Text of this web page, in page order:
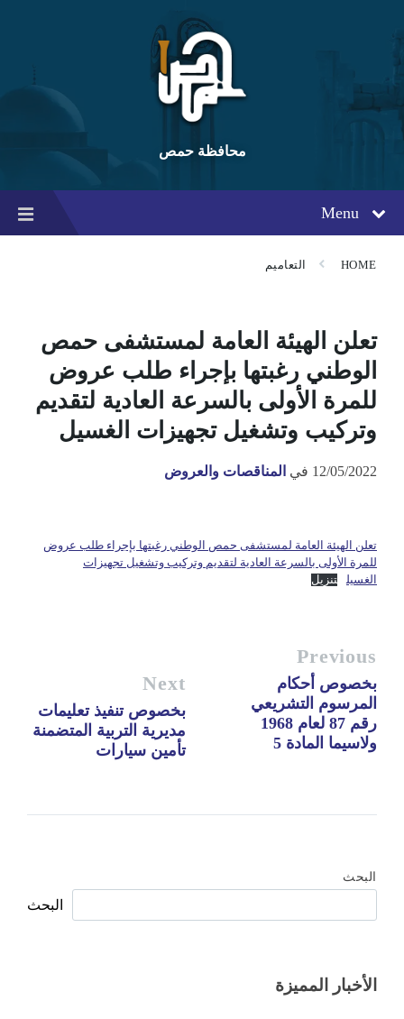
content
main
navigation
footer
محافظة حمص
Menu
HOME التعاميم
تعلن الهيئة العامة لمستشفى حمص
الوطني رغبتها بإجراء طلب عروض
للمرة الأولى بالسرعة العادية لتقديم
وتركيب وتشغيل تجهيزات الغسيل
12/05/2022 في المناقصات والعروض
تعلن الهيئة العامة لمستشفى حمص الوطني رغبتها بإجراء طلب عروض
للمرة الأولى بالسرعة العادية لتقديم وتركيب وتشغيل تجهيزات
الغسيل
تنزيل
Previous
بخصوص أحكام
المرسوم التشريعي
رقم 87 لعام 1968
ولاسيما المادة 5
Next
بخصوص تنفيذ تعليمات
مديرية التربية المتضمنة
تأمين سيارات
البحث
البحث
الأخبار المميزة